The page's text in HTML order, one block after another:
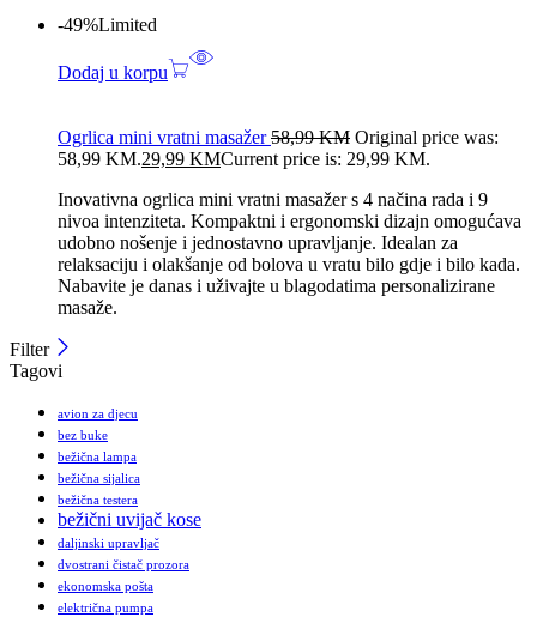
-49%Limited
Dodaj u korpu
Ogrlica mini vratni masažer58,99KM Original price was:
58,99 KM.29,99 KMCurrent price is: 29,99 KM.
Inovativna ogrlica mini vratni masažer s 4 načina rada i 9
nivoa intenziteta. Kompaktni i ergonomski dizajn omogućava
udobno nošenje i jednostavno upravljanje. Idealan za
relaksaciju i olakšanje od bolova u vratu bilo gdje i bilo kada.
Nabavite je danas i uživajte u blagodatima personalizirane
masaže.
Filter
Tagovi
avion za djecu
bez buke
bežična lampa
bežična sijalica
bežična testera
bežični uvijač kose
daljinski upravljač
dvostrani čistač prozora
ekonomska pošta
električna pumpa